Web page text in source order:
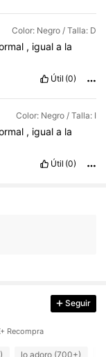
Color: Negro / Talla: D
, igual a la
Útil (0)
Color: Negro / Talla: I
, igual a la
Útil (0)
Seguir
Recompra
lo adoro (700+)